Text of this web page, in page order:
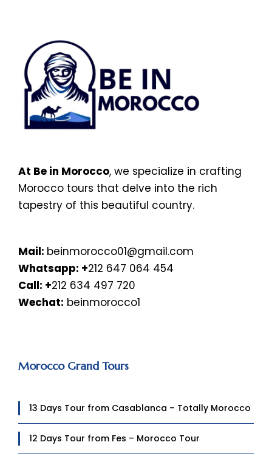
At Be in Morocco, we specialize in crafting
Morocco tours that delve into the rich
tapestry of this beautiful country.
Mail: beinmorocco01@gmail.com
Whatsapp: +212 647 064 454
Call: +212 634 497 720
Wechat: beinmorocco1
Morocco Grand Tours
13 Days Tour from Casablanca – Totally Morocco
12 Days Tour from Fes – Morocco Tour